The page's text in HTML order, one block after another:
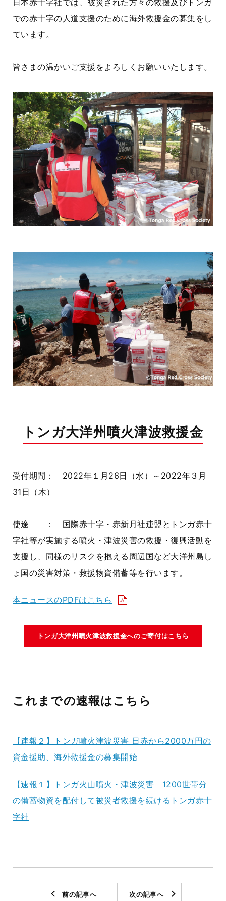
日本赤十字社では、被災された方々の救援及びトンガ
での赤十字の人道支援のために海外救援金の募集をし
ています。
皆さまの温かいご支援をよろしくお願いいたします。
トンガ大洋州噴火津波救援金
受付期間： 2022年１月26日（水）～2022年３月
31日（木）
使途 ： 国際赤十字・赤新月社連盟とトンガ赤十
字社等が実施する噴火・津波災害の救援・復興活動を
支援し、同様のリスクを抱える周辺国など大洋州島し
ょ国の災害対策・救援物資備蓄等を行います。
本ニュースのPDFはこちら
トンガ大洋州噴火津波救援金へのご寄付はこちら
これまでの速報はこちら
【速報２】トンガ噴火津波災害 日赤から2000万円の
資金援助、海外救援金の募集開始
【速報１】トンガ火山噴火・津波災害 1200世帯分
の備蓄物資を配付して被災者救援を続けるトンガ赤十
字社
前の記事へ 次の記事へ